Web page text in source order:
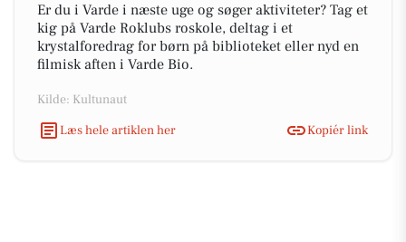
Er du i Varde i næste uge og søger aktiviteter? Tag et
kig på Varde Roklubs roskole, deltag i et
krystalforedrag for børn på biblioteket eller nyd en
filmisk aften i Varde Bio.
Kilde: Kultunaut
Læs hele artiklen her
Kopiér link